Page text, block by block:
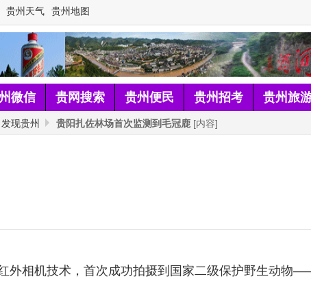
贵州天气 贵州地图
微信 贵网搜索 贵州便民 贵州招考 贵州旅
发现贵州 贵阳扎佐林场首次监测到毛冠鹿 [内容]
外相机技术，首次成功拍摄到国家二级保护野生动物